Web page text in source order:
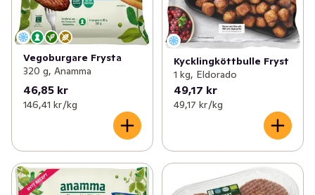
Vegoburgare Frysta
320 g, Anamma
46,85 kr
146,41 kr /kg
Kycklingköttbulle Fryst
1 kg, Eldorado
49,17 kr
49,17 kr /kg